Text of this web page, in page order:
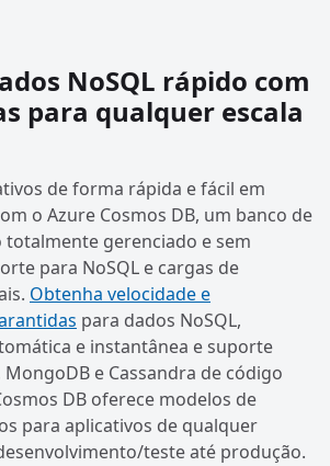
NoSQL rápido com
para qualquer escala
de forma rápida e fácil em
o Azure Cosmos DB, um banco de
gerenciado e sem
para NoSQL e cargas de
Obtenha velocidade e
para dados NoSQL,
e instantânea e suporte
MongoDB e Cassandra de código
DB oferece modelos de
para aplicativos de qualquer
teste até produção.